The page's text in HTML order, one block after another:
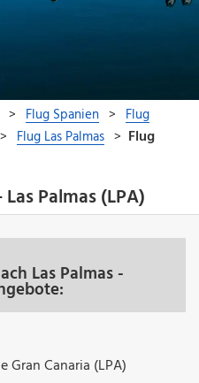
Palmas (LPA)
Las Palmas -
Gran Canaria (LPA)